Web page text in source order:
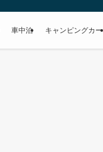
車中泊 キャンピングカー